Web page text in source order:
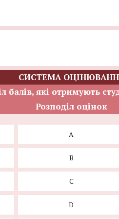
СИСТЕМА
балів, які отримують
Розподіл оцінок
A
B
C
D